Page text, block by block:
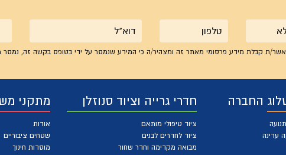
ת קבלת מידע פרסומי מאתר זה ומצהיר/ה כי המידע שנמסר על ידי בטופס בקשה זה, נמסר
החברה
עדינה
חדרי גרייה וציוד סנוזלן
ציוד טיפולי מותאם
ציוד לחדרים לבנים
מבואה מקדימה וחדר שחור
מתקני
אודות
שטחים ציבוריים
מוסדות חינוך